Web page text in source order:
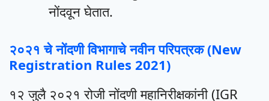
नोंदवून घेतात.
२०२१ चे नोंदणी विभागाचे नवीन परिपत्रक (New
Registration Rules 2021)
१२ जुलै २०२१ रोजी नोंदणी महानिरीक्षकांनी (IGR